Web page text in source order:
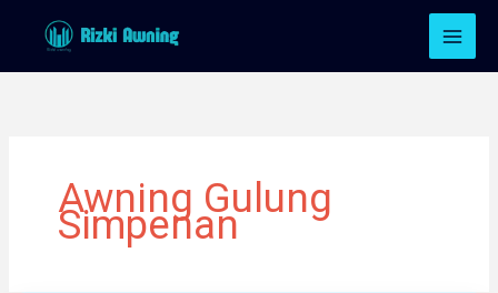
Awning Gulung
Simpenan